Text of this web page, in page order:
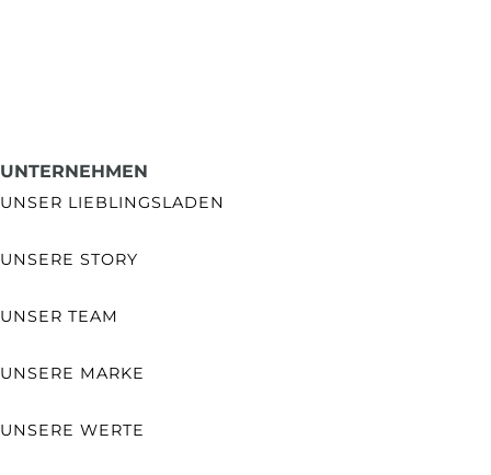
UNTERNEHMEN
UNSER LIEBLINGSLADEN
UNSERE STORY
UNSER TEAM
UNSERE MARKE
UNSERE WERTE